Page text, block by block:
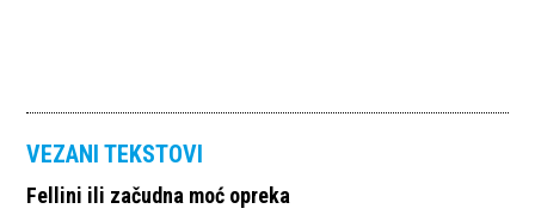
VEZANI TEKSTOVI
Fellini ili začudna moć opreka